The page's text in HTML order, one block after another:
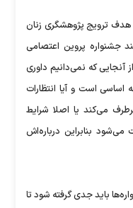
هدف ترویج پژوهشگری زنان
جشنواره پروین اعتصامی
آنجایی که نمی‌دانیم داوری
است و آیا انتظارات
می‌کند یا اصلا شرایط
می‌شود بنابراین درباره‌اش
باید جدی گرفته شود تا